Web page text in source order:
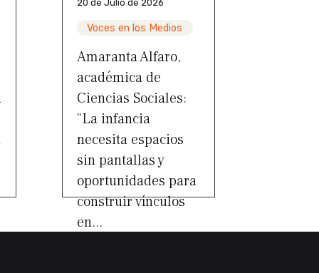
20 de Julio de 2026
Voces en los Medios
Amaranta Alfaro,
académica de
Ciencias Sociales:
“La infancia
necesita espacios
sin pantallas y
oportunidades para
construir vínculos
en...